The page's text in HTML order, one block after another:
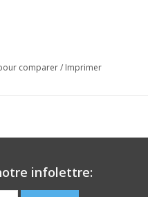
comparer/ Imprimer
infolettre: